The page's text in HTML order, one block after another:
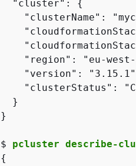
  "cluster":
{
"clusterName":
"region": "eu-west-
"version":
"clusterStatus":
  }
$ pcluster describe-
{